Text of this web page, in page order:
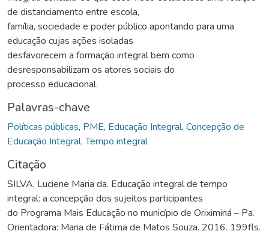
de distanciamento entre escola,
família, sociedade e poder público apontando para uma
educação cujas ações isoladas
desfavorecem a formação integral bem como
desresponsabilizam os atores sociais do
processo educacional.
Palavras-chave
Políticas públicas, PME, Educação Integral, Concepção de
Educação Integral,Tempo integral
Citação
SILVA, Luciene Maria da. Educação integral de tempo
integral: a concepção dos sujeitos participantes
do Programa Mais Educação no município de Oriximiná – Pa.
Orientadora: Maria de Fátima de Matos Souza. 2016. 199fls.